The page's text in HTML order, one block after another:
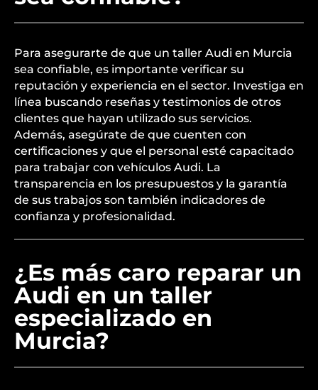
Para asegurarte de que un taller Audi en Murcia
sea confiable, es importante verificar su
reputación y experiencia en el sector. Investiga en
línea buscando reseñas y testimonios de otros
clientes que hayan utilizado sus servicios.
Además, asegúrate de que cuenten con
certificaciones y que el personal esté capacitado
para trabajar con vehículos Audi. La
transparencia en los presupuestos y la garantía
de sus trabajos son también indicadores de
confianza y profesionalidad.
¿Es más caro reparar un
Audi en un taller
especializado en
Murcia?